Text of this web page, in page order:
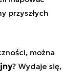
przyszłych
można
? Wydaje się,